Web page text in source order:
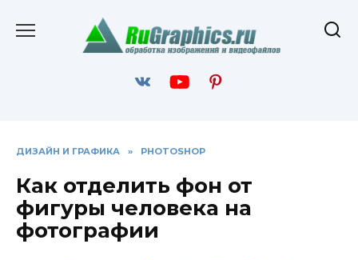
содержанию
ДИЗАЙН И ГРАФИКА » PHOTOSHOP
Как отделить фон от
фигуры человека на
фотографии